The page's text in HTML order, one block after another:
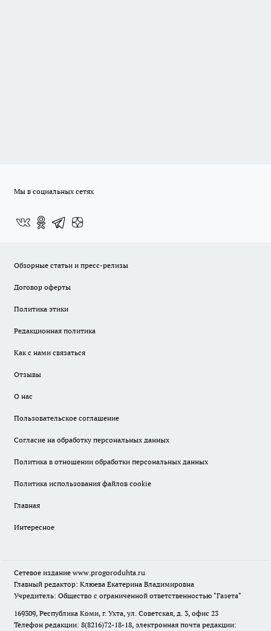
Мы в социальных сетях
Обзорные статьи и пресс-релизы
Договор оферты
Политика этики
Редакционная политика
Как с нами связаться
Отзывы
О нас
Пользовательское соглашение
Согласие на обработку персональных данных
Политика в отношении обработки персональных данных
Политика использования файлов cookie
Главная
Интересное
Сетевое издание www.progoroduhta.ru
Главный редактор: Клюева Екатерина Владимировна
Учредитель: Общество с ограниченной ответственностью "Газета"
169309, Республика Коми, г. Ухта, ул. Советская, д. 3, офис 23
Телефон редакции: 8(8216)72-18-18, электронная почта редакции: